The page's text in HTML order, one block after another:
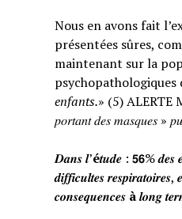
Nous en avons fait
présentées sûres,
maintenant sur la
psychopathologiques
enfants.» (5) ALERTE
𝑝𝑜𝑟𝑡𝑎𝑛𝑡 𝑑𝑒𝑠 𝑚𝑎𝑠𝑞𝑢𝑒𝑠 »
𝑫𝒂𝒏𝒔 𝒍’é𝒕𝒖𝒅𝒆 : 𝟱𝟲% 𝒅𝒆𝒔
𝒅𝒊𝒇𝒇𝒊𝒄𝒖𝒍𝒕𝒆𝒔
𝒄𝒐𝒏𝒔𝒆𝒒𝒖𝒆𝒏𝒄𝒆𝒔 à𝒍𝒐𝒏𝒈